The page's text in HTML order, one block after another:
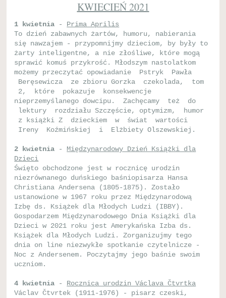
KWIECIEŃ 2021
1 kwietnia - Prima Aprilis
To dzień zabawnych żartów, humoru, nabierania
się nawzajem - przypomnijmy dzieciom, by były to
żarty inteligentne, a nie złośliwe, które mogą
sprawić komuś przykrość. Młodszym nastolatkom
możemy przeczytać opowiadanie Pstryk Pawła
Beręsewicza ze zbioru Gorzka czekolada, tom
2, które pokazuje konsekwencje
nieprzemyślanego dowcipu. Zachęcamy też do
lektury rozdziału Szczęście, optymizm, humor
z książki Z dzieckiem w świat wartości
Ireny Koźmińskiej i Elżbiety Olszewskiej.
2 kwietnia - Międzynarodowy Dzień Książki dla
Dzieci
Święto obchodzone jest w rocznicę urodzin
niezrównanego duńskiego baśniopisarza Hansa
Christiana Andersena (1805-1875). Zostało
ustanowione w 1967 roku przez Międzynarodową
Izbę ds. Książek dla Młodych Ludzi (IBBY).
Gospodarzem Międzynarodowego Dnia Książki dla
Dzieci w 2021 roku jest Amerykańska Izba ds.
Książek dla Młodych Ludzi. Zorganizujmy tego
dnia on line niezwykłe spotkanie czytelnicze -
Noc z Andersenem. Poczytajmy jego baśnie swoim
uczniom.
4 kwietnia - Rocznica urodzin Václava Čtvrtka
Václav Čtvrtek (1911-1976) - pisarz czeski,